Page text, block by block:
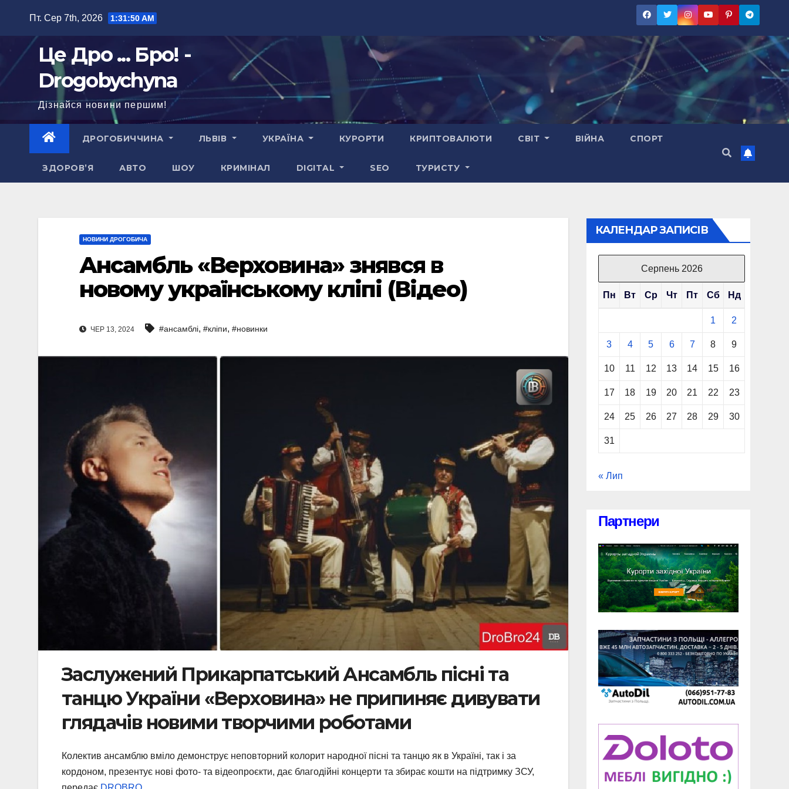
Пт. Сер 7th, 2026 1:31:52 AM
Це Дро ... Бро! -
Drogobychyna
Дізнайся новини першим!
ДРОГОБИЧЧИНА ЛЬВІВ УКРАЇНА КУРОРТИ КРИПТОВАЛЮТИ СВІТ ВІЙНА СПОРТ
ЗДОРОВ’Я АВТО ШОУ КРИМІНАЛ DIGITAL SEO ТУРИСТУ
НОВИНИ ДРОГОБИЧА
Ансамбль «Верховина» знявся в
новому українському кліпі (Відео)
ЧЕР 13, 2024 #ансамблі, #кліпи, #новинки
Заслужений Прикарпатський Ансамбль пісні та
танцю України «Верховина» не припиняє дивувати
глядачів новими творчими роботами
Колектив ансамблю вміло демонструє неповторний колорит народної пісні та танцю як в Україні, так і за
кордоном, презентує нові фото- та відеопроєкти, дає благодійні концерти та збирає кошти на підтримку ЗСУ,
КАЛЕНДАР ЗАПИСІВ
Серпень 2026
Пн Вт Ср Чт Пт Сб Нд
1 2
3 4 5 6 7 8 9
10 11 12 13 14 15 16
17 18 19 20 21 22 23
24 25 26 27 28 29 30
31
« Лип
Партнери